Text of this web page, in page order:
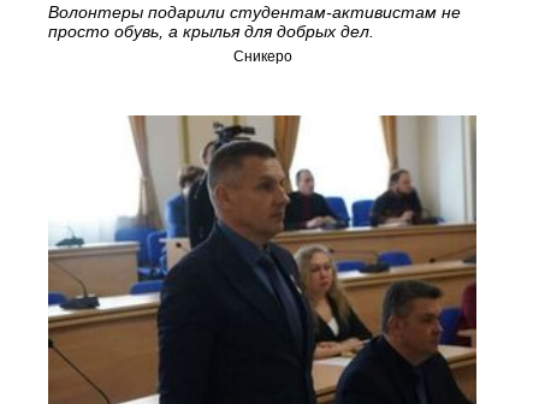
Волонтеры подарили студентам-активистам не
просто обувь, а крылья для добрых дел.
Сникеро